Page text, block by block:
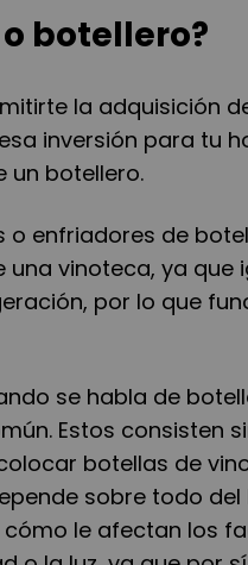
botellero?
la adquisición
inversión para tu
un botellero.
o enfriadores de
una vinoteca, ya que
por lo que
se habla de
Estos consisten
botellas de
sobre todo
le afectan los